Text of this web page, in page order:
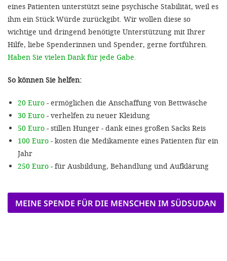
eines Patienten unterstützt seine psychische Stabilität, weil es
ihm ein Stück Würde zurückgibt. Wir wollen diese so
wichtige und dringend benötigte Unterstützung mit Ihrer
Hilfe, liebe Spenderinnen und Spender, gerne fortführen.
Haben Sie vielen Dank für jede Gabe.
So können Sie helfen:
20 Euro - ermöglichen die Anschaffung von Bettwäsche
30 Euro - verhelfen zu neuer Kleidung
50 Euro - stillen Hunger - dank eines großen Sacks Reis
100 Euro - kosten die Medikamente eines Patienten für ein
Jahr
250 Euro - für Ausbildung, Behandlung und Aufklärung
MEINE SPENDE FÜR DIE MENSCHEN IM SÜDSUDAN